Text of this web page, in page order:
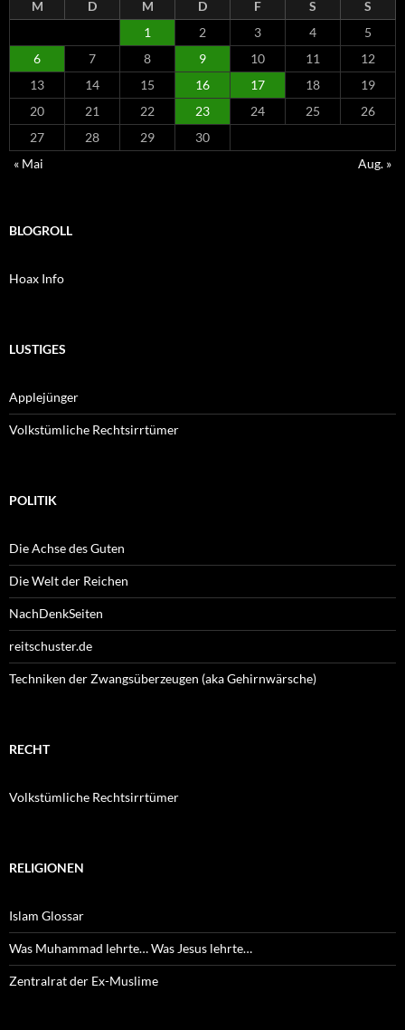
M D M D F S
S
1
2 3 4
5
6
7 8 9 10 11
12
13
14 15 16 17 18
19
20
21 22 23 24 25
26
27
28 29
30
« Mai
Aug. »
BLOGROLL
Hoax Info
LUSTIGES
Applejünger
Volkstümliche Rechtsirrtümer
POLITIK
Die Achse des Guten
Die Welt der Reichen
NachDenkSeiten
reitschuster.de
Techniken der Zwangsüberzeugen (aka Gehirnwärsche)
RECHT
Volkstümliche Rechtsirrtümer
RELIGIONEN
Islam Glossar
Was Muhammad lehrte… Was Jesus lehrte…
Zentralrat der Ex-Muslime